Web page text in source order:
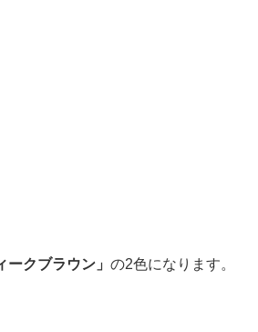
ークブラウン」 の2色になります。